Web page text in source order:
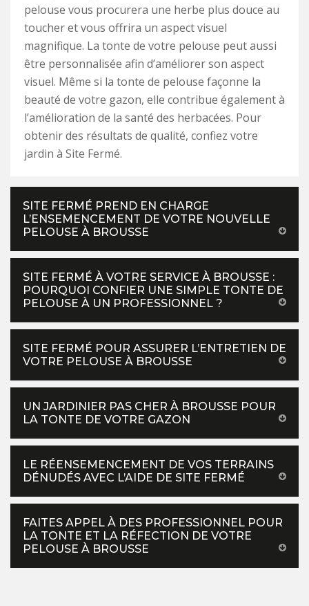
pelouse vous procurera une herbe plus douce au
toucher et vous offrira un aspect visuel
magnifique. La tonte de votre pelouse peut aussi
être personnalisée afin d’améliorer son aspect
visuel. Même si la tonte de pelouse façonne la
beauté de votre gazon, elle contribue également à
l’amélioration de la santé des herbacées. Pour
obtenir des résultats de qualité, confiez votre
jardin à Site Fermé.
SITE FERMÉ PREND EN CHARGE
L’ENSEMENCEMENT DE VOTRE NOUVELLE
PELOUSE À BROUSSE
SITE FERMÉ À VOTRE SERVICE À BROUSSE :
POURQUOI CONFIER UNE SIMPLE TONTE DE
PELOUSE À UN PROFESSIONNEL ?
SITE FERMÉ POUR ASSURER L’ENTRETIEN DE
VOTRE PELOUSE À BROUSSE
UN JARDINIER PAS CHER À BROUSSE POUR
LA TONTE DE VOTRE GAZON
LE RÉENSEMENCEMENT DE VOS TERRAINS
DÉNUDÉS AVEC L’AIDE DE SITE FERMÉ
FAITES APPEL À DES PROFESSIONNEL POUR
LA TONTE ET LA RÉFECTION DE VOTRE
PELOUSE À BROUSSE